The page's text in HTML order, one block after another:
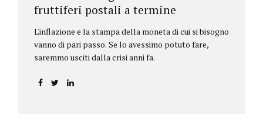
fruttiferi postali a termine
L'inflazione e la stampa della moneta di cui si bisogno
vanno di pari passo. Se lo avessimo potuto fare,
saremmo usciti dalla crisi anni fa.